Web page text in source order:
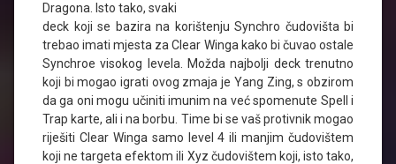
Dragona. Isto tako, svaki
deck koji se bazira na korištenju Synchro čudovišta bi
trebao imati mjesta za Clear Winga kako bi čuvao ostale
Synchroe visokog levela. Možda najbolji deck trenutno
koji bi mogao igrati ovog zmaja je Yang Zing, s obzirom
da ga oni mogu učiniti imunim na već spomenute Spell i
Trap karte, ali i na borbu. Time bi se vaš protivnik mogao
riješiti Clear Winga samo level 4 ili manjim čudovištem
koji ne targeta efektom ili Xyz čudovištem koji, isto tako,